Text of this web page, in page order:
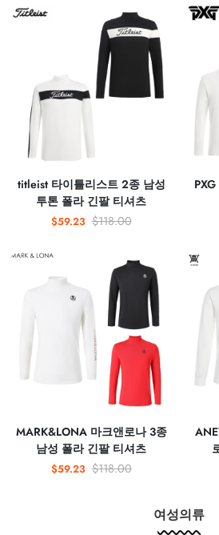
titleist 타이틀리스트 2종 남성
투톤 폴라 긴팔 티셔츠
$59.23 $118.00
MARK&LONA 마크앤로나 3종
남성 폴라 긴팔 티셔츠
$59.23 $118.00
여성의류